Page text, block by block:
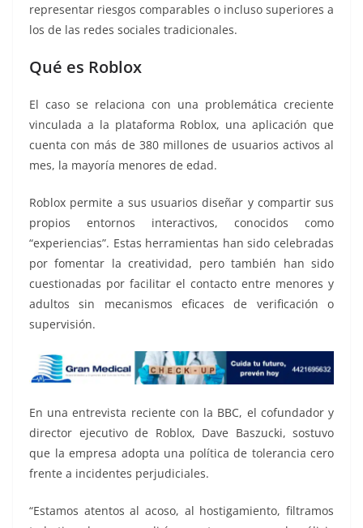
representar riesgos comparables o incluso superiores a
los de las redes sociales tradicionales.
Qué es Roblox
El caso se relaciona con una problemática creciente
vinculada a la plataforma Roblox, una aplicación que
cuenta con más de 380 millones de usuarios activos al
mes, la mayoría menores de edad.
Roblox permite a sus usuarios diseñar y compartir sus
propios entornos interactivos, conocidos como
“experiencias”. Estas herramientas han sido celebradas
por fomentar la creatividad, pero también han sido
cuestionadas por facilitar el contacto entre menores y
adultos sin mecanismos eficaces de verificación o
supervisión.
En una entrevista reciente con la BBC, el cofundador y
director ejecutivo de Roblox, Dave Baszucki, sostuvo
que la empresa adopta una política de tolerancia cero
frente a incidentes perjudiciales.
“Estamos atentos al acoso, al hostigamiento, filtramos